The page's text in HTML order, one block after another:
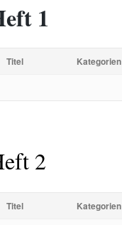
1
Titel Kategorien
2
Titel Kategorien